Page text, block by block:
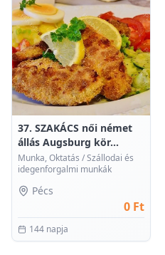
37. SZAKÁCS női német
állás Augsburg kör...
Munka, Oktatás /Szállodai és
idegenforgalmi munkák
Pécs
0 Ft
144 napja